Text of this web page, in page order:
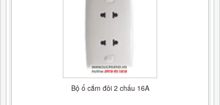
Bộ ổ cắm đôi 2 chấu 16A